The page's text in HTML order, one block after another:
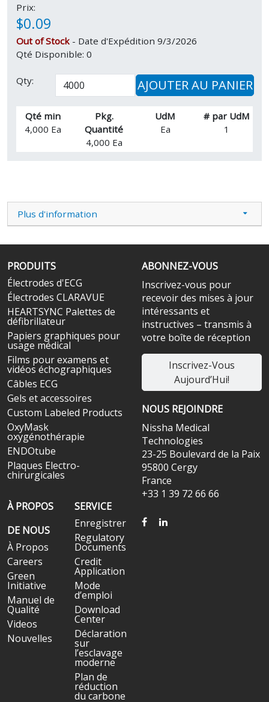
Prix:
$0.09
Out of Stock - Date d'Expédition 9/3/2026
Qté Disponible: 0
Qty: AJOUTER AU PANIER
Qté min
4,000 Ea
Pkg.
Quantité
4,000 Ea
UdM
Ea
# par UdM
1
Plus d'information
PRODUITS
Électrodes d'ECG
Électrodes CLARAVUE
HEARTSYNC Palettes de
défibrillateur
Papiers graphiques pour
usage médical
Films pour examens et
vidéos échographiques
Câbles ECG
Gels et accessoires
Custom Labeled Products
OxyMask
oxygénothérapie
ENDOtube
Plaques Electro-
chirurgicales
À PROPOS
DE NOUS
À Propos
Careers
Green
Initiative
Manuel de
Qualité
Videos
Nouvelles
SERVICE
Enregistrer
Regulatory
Documents
Credit
Application
Mode
d’emploi
Download
Center
Déclaration
sur
l’esclavage
moderne
Plan de
réduction
du carbone
ABONNEZ-VOUS
Inscrivez-vous pour
recevoir des mises à jour
intéressants et
instructives – transmis à
votre boîte de réception
Inscrivez-Vous
Aujourd’Hui!
NOUS REJOINDRE
Nissha Medical
Technologies
23-25 Boulevard de la Paix
95800 Cergy
France
+33 1 39 72 66 66
FACEBOOK
LINKEDIN